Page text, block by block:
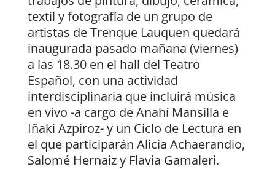
textil y fotografía de un grupo de
artistas de Trenque Lauquen quedará
inaugurada pasado mañana (viernes)
a las 18.30 en el hall del Teatro
Español, con una actividad
interdisciplinaria que incluirá música
en vivo -a cargo de Anahí Mansilla e
Iñaki Azpiroz- y un Ciclo de Lectura en
el que participarán Alicia Achaerandio,
Salomé Hernaiz y Flavia Gamaleri.